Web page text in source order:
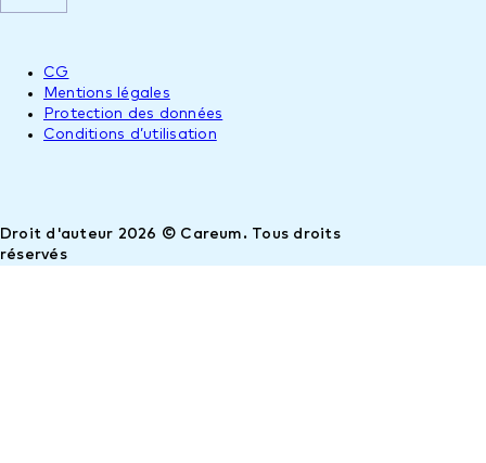
Droit d'auteur 2026 © Careum. Tous droits
réservés
CG
Mentions légales
Protection des données
Conditions d’utilisation